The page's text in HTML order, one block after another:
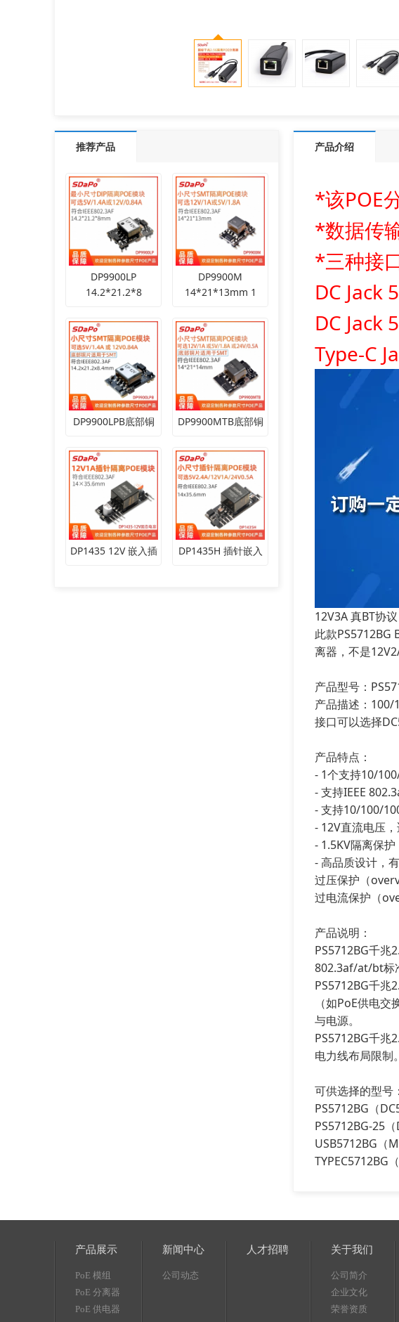
推荐产品
DP9900LP
14.2*21.2*8
DP9900M
14*21*13mm 1
DP9900LPB底部铜 DP9900MTB底部铜
DP1435 12V 嵌入插 DP1435H 插针嵌入
产品介绍
*该POE
*数据传
*三种接
DC Jack
DC Jack
Type-C
12V3A 真BT协
此款PS5712BG
离器，不是
产品型号：
产品描述：100/
接口可以选择
产品特点：
- 1个支持10/
- 支持IEEE
- 支持10/100/
- 12V直流电压
- 1.5KV隔离保
- 高品质设计，
过压保护（
过电流保护（
产品说明：
PS5712BG千兆
802.3af/at/bt标
PS5712BG千兆
（如PoE供电
与电源。
PS5712BG千兆
电力线布局限制。
可供选择的型号：
PS5712BG（
PS5712BG-25（
USB5712BG（
TYPEC5712BG
产品展示
PoE 模组
PoE 分离器
PoE 供电器
新闻中心
公司动态
人才招聘 关于我们
公司简介
企业文化
荣誉资质